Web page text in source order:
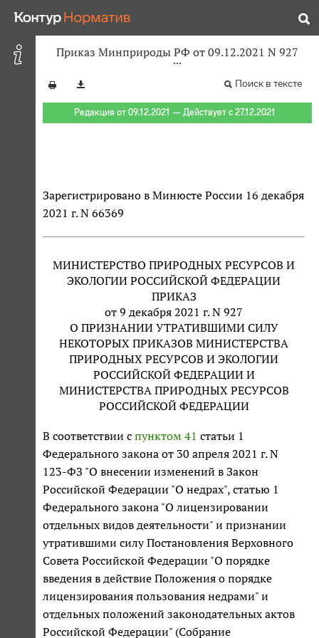
Приказ Минприроды РФ от 09.12.2021 N 927
Поиск в тексте
Редакция от 09.12.2021 — Действует с 27.12.2021
Зарегистрировано в Минюсте России 16 декабря
2021 г. N 66369
МИНИСТЕРСТВО ПРИРОДНЫХ РЕСУРСОВ И
ЭКОЛОГИИ РОССИЙСКОЙ ФЕДЕРАЦИИ
ПРИКАЗ
от 9 декабря 2021 г. N 927
О ПРИЗНАНИИ УТРАТИВШИМИ СИЛУ
НЕКОТОРЫХ ПРИКАЗОВ МИНИСТЕРСТВА
ПРИРОДНЫХ РЕСУРСОВ И ЭКОЛОГИИ
РОССИЙСКОЙ ФЕДЕРАЦИИ И
МИНИСТЕРСТВА ПРИРОДНЫХ РЕСУРСОВ
РОССИЙСКОЙ ФЕДЕРАЦИИ
В соответствии с пунктом 41 статьи 1
Федерального закона от 30 апреля 2021 г. N
123-ФЗ "О внесении изменений в Закон
Российской Федерации "О недрах", статью 1
Федерального закона "О лицензировании
отдельных видов деятельности" и признании
утратившими силу Постановления Верховного
Совета Российской Федерации "О порядке
введения в действие Положения о порядке
лицензирования пользования недрами" и
отдельных положений законодательных актов
Российской Федерации" (Собрание